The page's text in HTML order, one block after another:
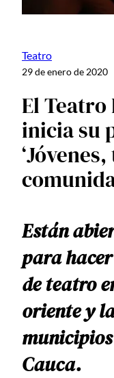
Teatro
29 de enero de 2020
El Teatro
inicia su
Están
para
de teatro
oriente y
Cauca.